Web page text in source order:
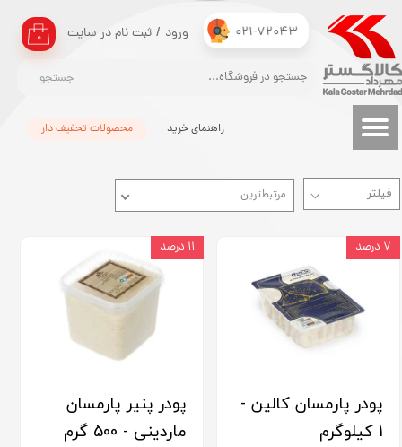
021-72043
جستجو
۰ ورود / ثبت نام در سایت
حساب کاربری من
تغییر گذر واژه
سفارشات
محصولات تحفیف دار راهنمای خرید
مرتبط‌ترین
پودر پارمسان کالین -
1 کیلوگرم
۷ درصد
پودر پنیر پارمسان
ماردینی - 500 گرم
۱۱ درصد